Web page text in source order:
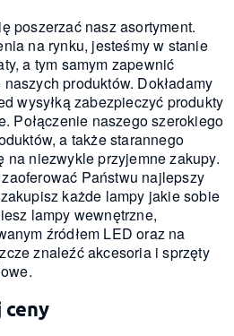
poszerzać nasz asortyment.
na rynku, jesteśmy w stanie
a tym samym zapewnić
produktów. Dokładamy
wysyłką zabezpieczyć produkty
Połączenie naszego szerokiego
a także starannego
na niezwykle przyjemne zakupy.
Państwu najlepszy
każde lampy jakie sobie
lampy wewnętrzne,
źródłem LED oraz na
znaleźć akcesoria i sprzęty
ceny